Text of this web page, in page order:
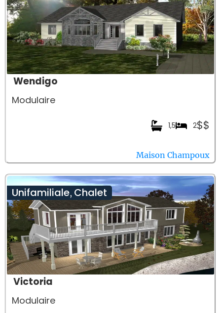
Wendigo
Modulaire
$$
2
1,5
Maison Champoux
Unifamiliale, Chalet
Victoria
Modulaire